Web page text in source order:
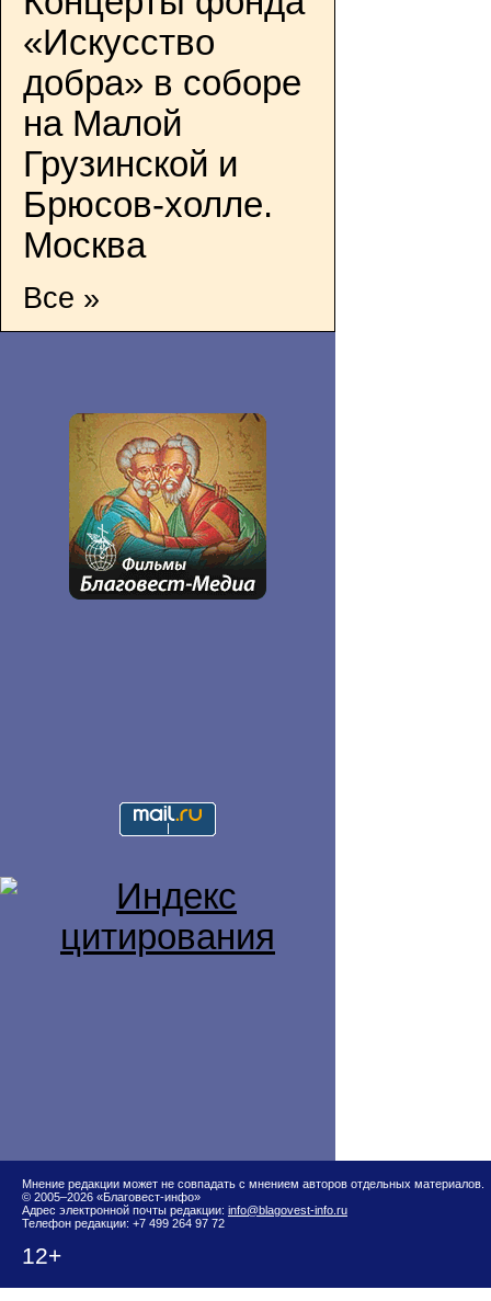
«Искусство
добра» в соборе
на Малой
Грузинской и
Брюсов-холле.
Москва
Все »
Мнение редакции может не совпадать с мнением авторов отдельных материалов.
© 2005–2026 «Благовест-инфо»
Адрес электронной почты редакции: info@blagovest-info.ru
Телефон редакции: +7 499 264 97 72
12+